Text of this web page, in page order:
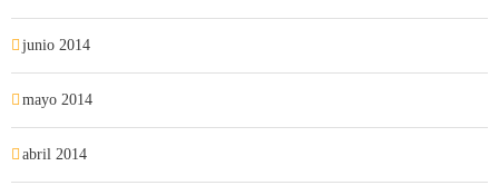
junio 2014
mayo 2014
abril 2014